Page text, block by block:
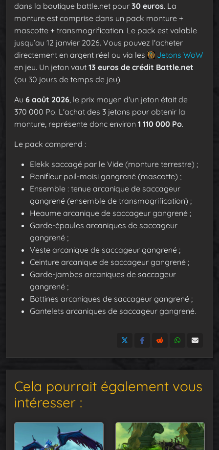
dans la boutique battle.net pour 30 euros. La
monture est comprise dans un pack monture +
mascotte + transmogrification. Le pack est valable
jusqu’au 12 janvier 2026. Vous pouvez l'acheter
directement en argent réel ou via les
Jetons WoW
en jeu. Un jeton vaut 13 euros de crédit Battle.net
(ou 30 jours de temps de jeu).
Au 6 août 2026 , le prix moyen d'un jeton était de
370 000 Po. L'achat des 3 jetons pour obtenir la
monture, représente donc environ 1 110 000 Po.
Le pack comprend :
Elekk saccagé par le Vide (monture terrestre) ;
Renifleur poil-moisi gangrené (mascotte) ;
Ensemble : tenue arcanique de saccageur
gangrené (ensemble de transmogrification) ;
Heaume arcanique de saccageur gangrené ;
Garde-épaules arcaniques de saccageur
gangrené ;
Veste arcanique de saccageur gangrené ;
Ceinture arcanique de saccageur gangrené ;
Garde-jambes arcaniques de saccageur
gangrené ;
Bottines arcaniques de saccageur gangrené ;
Gantelets arcaniques de saccageur gangrené.
Cela pourrait également vous
intéresser :